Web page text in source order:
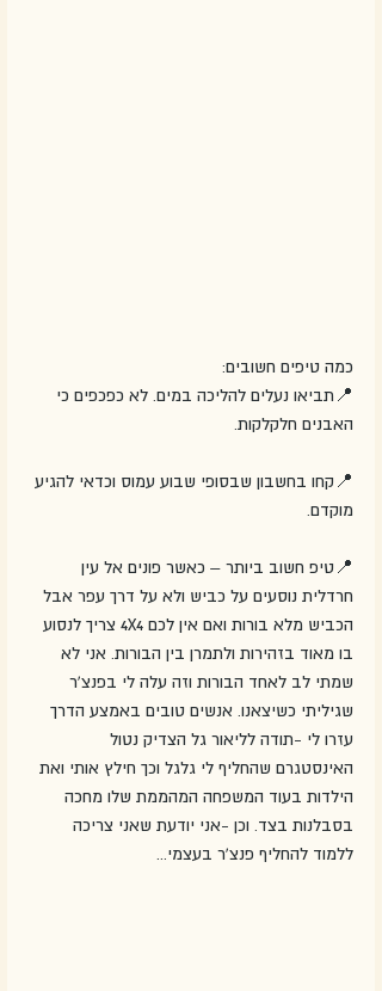
כמה טיפים חשובים:
📍תביאו נעלים להליכה במים. לא כפכפים כי
האבנים חלקלקות.
📍קחו בחשבון שבסופי שבוע עמוס וכדאי להגיע
מוקדם.
📍טיפ חשוב ביותר – כאשר פונים אל עין
חרדלית נוסעים על כביש ולא על דרך עפר אבל
הכביש מלא בורות ואם אין לכם 4X4 צריך לנסוע
בו מאוד בזהירות ולתמרן בין הבורות. אני לא
שמתי לב לאחד הבורות וזה עלה לי בפנצ'ר
שגיליתי כשיצאנו. אנשים טובים באמצע הדרך
עזרו לי -תודה לליאור גל הצדיק נטול
האינסטגרם שהחליף לי גלגל וכך חילץ אותי ואת
הילדות בעוד המשפחה המהממת שלו מחכה
בסבלנות בצד. וכן -אני יודעת שאני צריכה
ללמוד להחליף פנצ'ר בעצמי...